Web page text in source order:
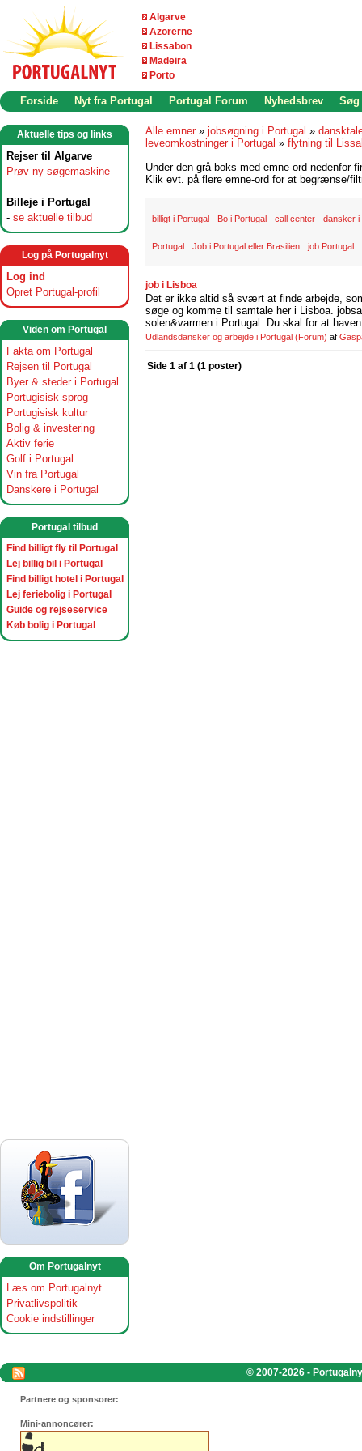
Algarve
Azorerne
Lissabon
Madeira
Porto
Forside Nyt fra Portugal Portugal Forum Nyhedsbrev Søg
Aktuelle tips og links
Rejser til Algarve
Prøv ny søgemaskine
Billeje i Portugal
- se aktuelle tilbud
Log på Portugalnyt
Log ind
Opret Portugal-profil
Viden om Portugal
Fakta om Portugal
Rejsen til Portugal
Byer & steder i Portugal
Portugisisk sprog
Portugisisk kultur
Bolig & investering
Aktiv ferie
Golf i Portugal
Vin fra Portugal
Danskere i Portugal
Portugal tilbud
Find billigt fly til Portugal
Lej billig bil i Portugal
Find billigt hotel i Portugal
Lej feriebolig i Portugal
Guide og rejseservice
Køb bolig i Portugal
Om Portugalnyt
Læs om Portugalnyt
Privatlivspolitik
Cookie indstillinger
Alle emner » jobsøgning i Portugal »
leveomkostninger i Portugal » flytning til
Under den grå boks med emne-ord nedenfor
Klik evt. på flere emne-ord for at begrænse/
billigt i Portugal Bo i Portugal call center dansker i
Portugal Job i Portugal eller Brasilien job Portugal
job i Lisboa
Det er ikke altid så svært at finde arbejde,
søge og komme til samtale her i Lisboa.
solen&varmen i Portugal. Du skal for at
Udlandsdansker og arbejde i Portugal (Forum) af
Side 1 af 1 (1 poster)
© 2007-2026 -
Partnere og sponsorer:
Mini-annoncører: